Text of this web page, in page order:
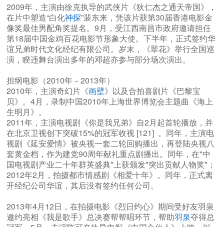
2009年，主演由徐克执导的武侠片《狄仁杰之通天帝国》，
在片中塑造“白化神探”裴东来，凭该片获第30届香港电影金
像奖最佳男配角奖提名。9月，受江西南昌市政府邀请担任
第18届中国金鸡百花电影节形象大使。下半年，正式签约华
谊兄弟时代文化经纪有限公司。岁末，《翠花》举行全国巡
演，睽违舞台演出多年的邓超亦参与部分场次演出。
担纲电影（2010年－2013年）
2010年，主演奇幻片《画壁》以及合拍喜剧片《巴黎宝
贝》。4月，录制中国2010年上海世界博览会主题曲《海上
生明月》。
2011年，主演电视剧《你是我兄弟》自2月起首轮播放，并
在北京卫视创下突破15%的冠军收视 [121] 。同年，主演电
视剧《延安爱情》被央视一套二轮回购播出，再登陆央视八
套黄金档，作为建党90周年献礼重点剧播出。同年，在"中
国电视剧产业二十年群英盛典"上获颁发"突出贡献人物奖"；
2012年2月，拍摄都市情感剧《相爱十年》。同年，正式离
开经纪公司华谊，其后没有签约任何公司。
2013年4月12日，在拍摄电影《烈日灼心》期间受好友羽泉
邀约亮相《我是歌手》总决赛帮帮唱环节，帮助羽泉夺得总